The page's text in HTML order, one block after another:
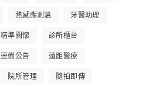
熱感應測溫 牙醫助理
精準關懷 診所櫃台
連假公告 遠距醫療
院所管理 隨拍即傳